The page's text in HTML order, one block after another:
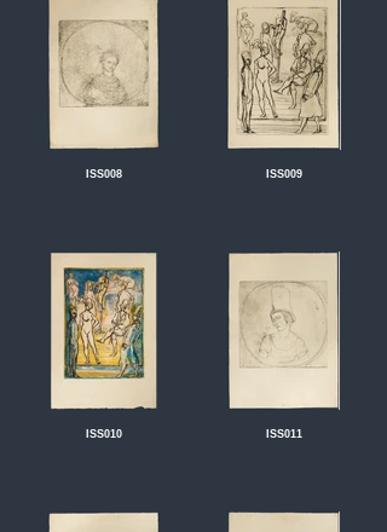
ISS008 ISS009
ISS010 ISS011